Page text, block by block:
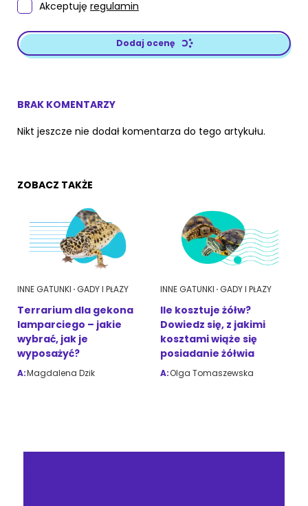
Akceptuję regulamin
Dodaj ocenę
BRAK KOMENTARZY
Nikt jeszcze nie dodał komentarza do tego artykułu.
ZOBACZ TAKŻE
INNE GATUNKI GADY I PŁAZY
Terrarium dla gekona
lamparciego – jakie
wybrać, jak je
wyposażyć?
A:Magdalena Dzik
INNE GATUNKI GADY I PŁAZY
Ile kosztuje żółw?
Dowiedz się, z jakimi
kosztami wiąże się
posiadanie żółwia
A:Olga Tomaszewska